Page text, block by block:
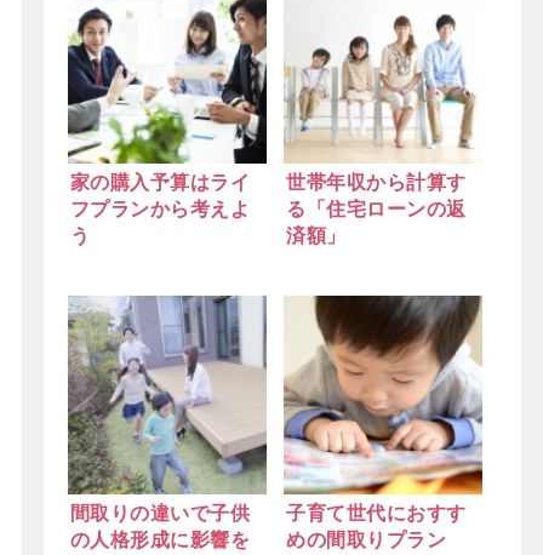
家の購入予算はライ
フプランから考えよ
う
世帯年収から計算す
る「住宅ローンの返
済額」
間取りの違いで子供
の人格形成に影響を
子育て世代におすす
めの間取りプラン